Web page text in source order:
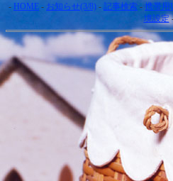
ル｜Playtech/プレイテック｜Microgaming/
Random Logic/ランダムロジック｜
人気投票｜オンラインカジノニュース
■★オンラインカジノKINGDOM★-ネット
Casino Fantasy・カジノファンタジー
カジノエレガンス｜Blackjack Club・ブラッ
ジノ｜オンラインカジノニュース
■オンラインカジノポータル-オンラインカ
オンラインカジノブログ
■オンラインカジノ☆攻略必勝ガイド
お勧めオンラインカジノ
777Baby
casino/ユーログランドカジノ
32Vegas
Club Dice Casino/クラブダイスカジノ
Zipang Casino / ジパングカジノ｜ Kiwi
ノ｜ King Neptune's Casino/キングネプチュ
- HOME - お知らせ(3/8) - 記事検索 - 携帯用
境設定